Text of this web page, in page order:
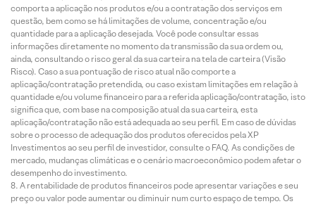
comporta a aplicação nos produtos e/ou a contratação dos serviços em
questão, bem como se há limitações de volume, concentração e/ou
quantidade para a aplicação desejada. Você pode consultar essas
informações diretamente no momento da transmissão da sua ordem ou,
ainda, consultando o risco geral da sua carteira na tela de carteira (Visão
Risco). Caso a sua pontuação de risco atual não comporte a
aplicação/contratação pretendida, ou caso existam limitações em relação à
quantidade e/ou volume financeiro para a referida aplicação/contratação, isto
significa que, com base na composição atual da sua carteira, esta
aplicação/contratação não está adequada ao seu perfil. Em caso de dúvidas
sobre o processo de adequação dos produtos oferecidos pela XP
Investimentos ao seu perfil de investidor, consulte o FAQ. As condições de
mercado, mudanças climáticas e o cenário macroeconômico podem afetar o
desempenho do investimento.
A rentabilidade de produtos financeiros pode apresentar variações e seu
preço ou valor pode aumentar ou diminuir num curto espaço de tempo. Os